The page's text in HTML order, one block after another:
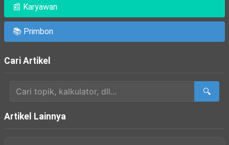
📰 Karyawan
📚 Primbon
Cari Artikel
🔍
Artikel Lainnya